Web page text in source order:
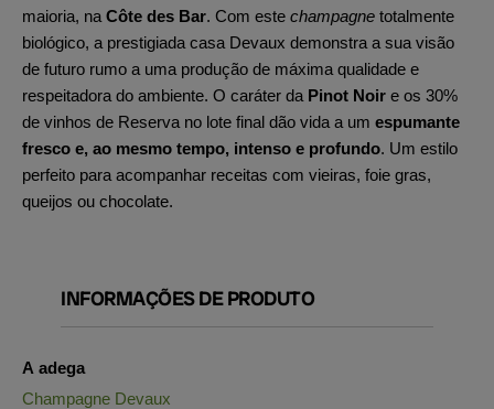
maioria, na Côte des Bar. Com este champagne totalmente
biológico, a prestigiada casa Devaux demonstra a sua visão
de futuro rumo a uma produção de máxima qualidade e
respeitadora do ambiente. O caráter da Pinot Noir e os 30%
de vinhos de Reserva no lote final dão vida a um espumante
fresco e, ao mesmo tempo, intenso e profundo. Um estilo
perfeito para acompanhar receitas com vieiras, foie gras,
queijos ou chocolate.
INFORMAÇÕES DE PRODUTO
A adega
Champagne Devaux